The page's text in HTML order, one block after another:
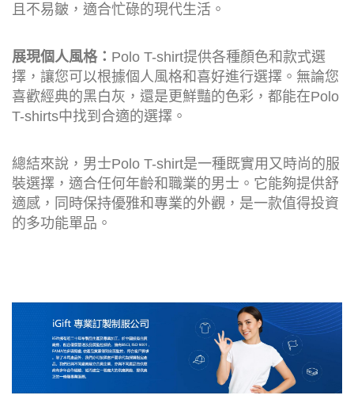
且不易皺，適合忙碌的現代生活。
展現個人風格： Polo T-shirt提供各種顏色和款式選
擇，讓您可以根據個人風格和喜好進行選擇。無論您
喜歡經典的黑白灰，還是更鮮豔的色彩，都能在Polo
T-shirts中找到合適的選擇。
總結來說，男士Polo T-shirt是一種既實用又時尚的服
裝選擇，適合任何年齡和職業的男士。它能夠提供舒
適感，同時保持優雅和專業的外觀，是一款值得投資
的多功能單品。